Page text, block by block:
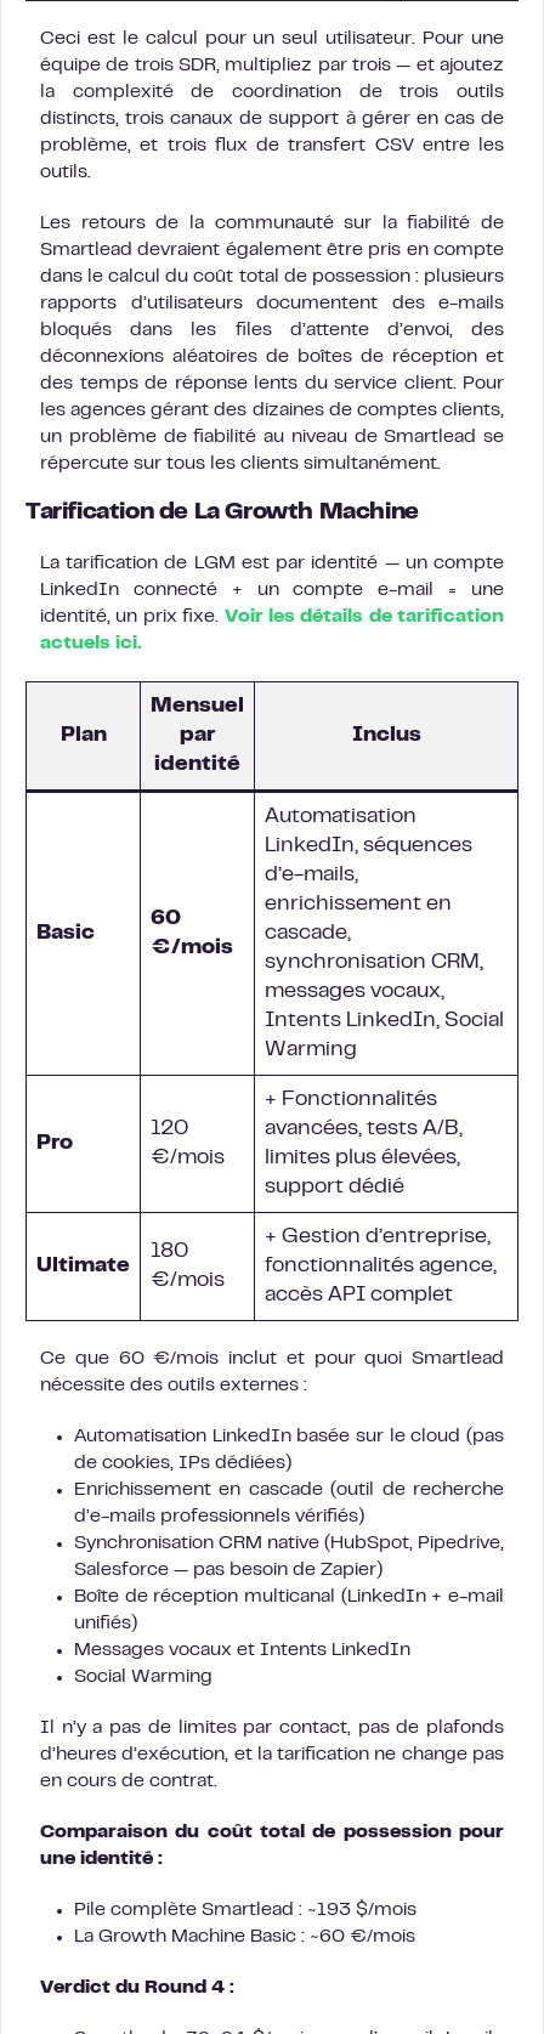
Ceci est le calcul pour un seul utilisateur. Pour une
équipe de trois SDR, multipliez par trois — et ajoutez
la complexité de coordination de trois outils
distincts, trois canaux de support à gérer en cas de
problème, et trois flux de transfert CSV entre les
outils.
Les retours de la communauté sur la fiabilité de
Smartlead devraient également être pris en compte
dans le calcul du coût total de possession : plusieurs
rapports d’utilisateurs documentent des e-mails
bloqués dans les files d’attente d’envoi, des
déconnexions aléatoires de boîtes de réception et
des temps de réponse lents du service client. Pour
les agences gérant des dizaines de comptes clients,
un problème de fiabilité au niveau de Smartlead se
répercute sur tous les clients simultanément.
Tarification de La Growth Machine
La tarification de LGM est par identité — un compte
LinkedIn connecté + un compte e-mail = une
identité, un prix fixe. Voir les détails de tarification
actuels ici.
Plan
Mensuel
par
identité
Inclus
Basic
60
€/mois
Automatisation
LinkedIn, séquences
d’e-mails,
enrichissement en
cascade,
synchronisation CRM,
messages vocaux,
Intents LinkedIn, Social
Warming
Pro
120
€/mois
+ Fonctionnalités
avancées, tests A/B,
limites plus élevées,
support dédié
Ultimate
180
€/mois
+ Gestion d’entreprise,
fonctionnalités agence,
accès API complet
Ce que 60 €/mois inclut et pour quoi Smartlead
nécessite des outils externes :
Automatisation LinkedIn basée sur le cloud (pas
de cookies, IPs dédiées)
Enrichissement en cascade (outil de recherche
d’e-mails professionnels vérifiés)
Synchronisation CRM native (HubSpot, Pipedrive,
Salesforce — pas besoin de Zapier)
Boîte de réception multicanal (LinkedIn + e-mail
unifiés)
Messages vocaux et Intents LinkedIn
Social Warming
Il n’y a pas de limites par contact, pas de plafonds
d’heures d’exécution, et la tarification ne change pas
en cours de contrat.
Comparaison du coût total de possession pour
une identité :
Pile complète Smartlead : ~193 $/mois
La Growth Machine Basic : ~60 €/mois
Verdict du Round 4 :